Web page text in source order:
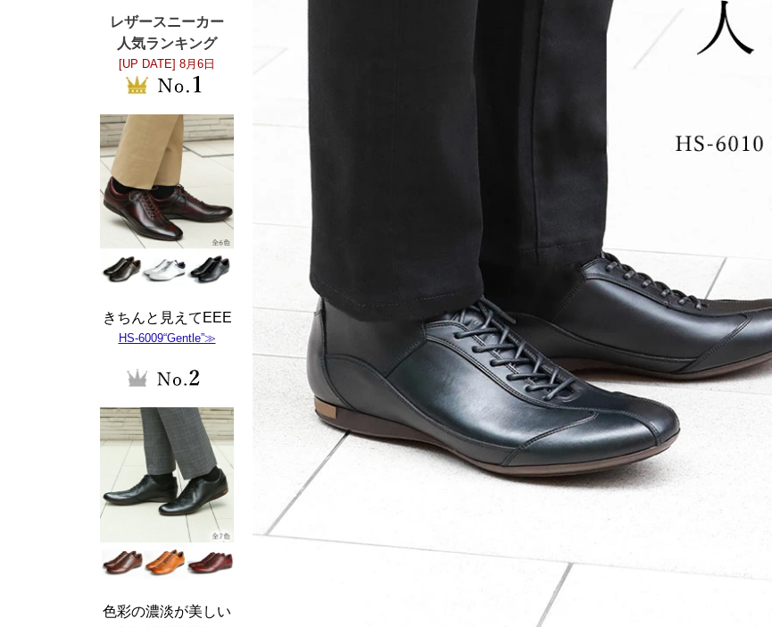
レザースニーカー
人気ランキング
[UP DATE] 8月6日
きちんと見えてEEE
HS-6009“Gentle”≫
色彩の濃淡が美しい